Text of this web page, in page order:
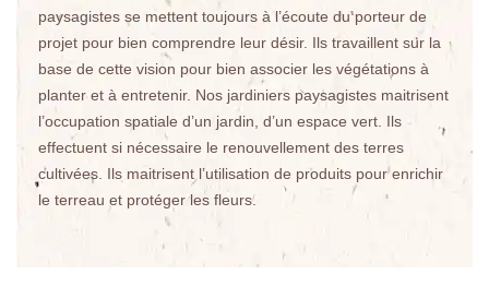
paysagistes se mettent toujours à l’écoute du porteur de
projet pour bien comprendre leur désir. Ils travaillent sur la
base de cette vision pour bien associer les végétations à
planter et à entretenir. Nos jardiniers paysagistes maitrisent
l’occupation spatiale d’un jardin, d’un espace vert. Ils
effectuent si nécessaire le renouvellement des terres
cultivées. Ils maitrisent l’utilisation de produits pour enrichir
le terreau et protéger les fleurs.